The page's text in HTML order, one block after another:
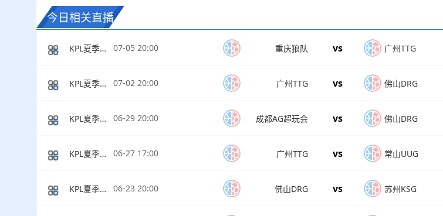
今日相关直播
KPL夏季赛常规赛S组 07-05 20:00 重庆狼队 vs 广州TTG
KPL夏季赛常规赛S组 07-02 20:00 广州TTG vs 佛山DRG
KPL夏季赛常规赛S组 06-29 20:00 成都AG超玩会 vs 佛山DRG
KPL夏季赛常规赛S组 06-27 17:00 广州TTG vs 常山UUG
KPL夏季赛常规赛 06-23 20:00 佛山DRG vs 苏州KSG